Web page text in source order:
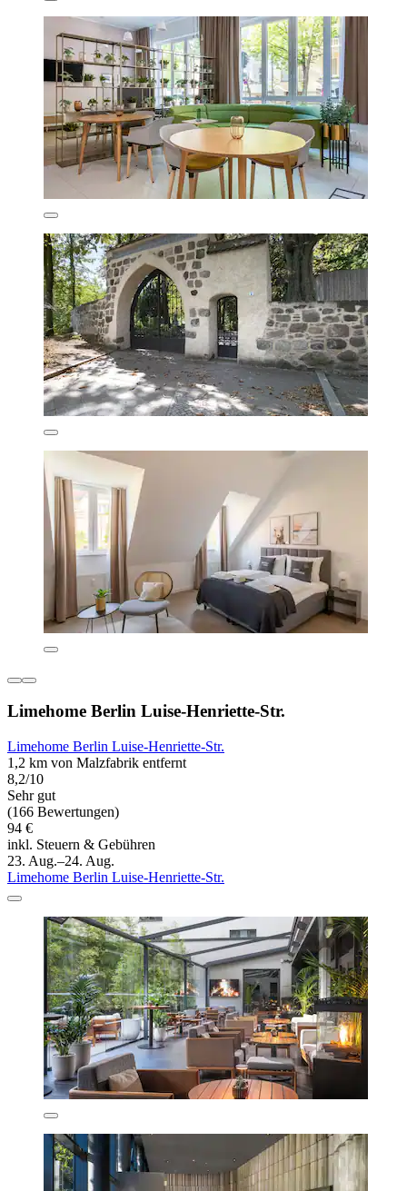
Limehome Berlin Luise-Henriette-Str.
Limehome Berlin Luise-Henriette-Str.
1,2 km von Malzfabrik entfernt
8,2/10
Sehr gut
(166 Bewertungen)
94 €
inkl. Steuern & Gebühren
23. Aug.–24. Aug.
Limehome Berlin Luise-Henriette-Str.